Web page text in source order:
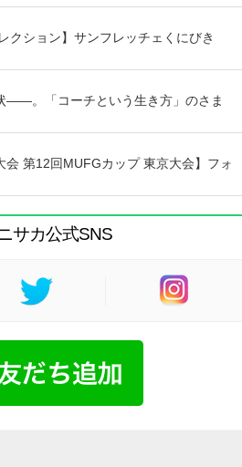
クション】サンフレッチェくにびき
――。「コーチという生き方」のさま
会 第12回MUFGカップ 東京大会】フォ
サカ公式SNS